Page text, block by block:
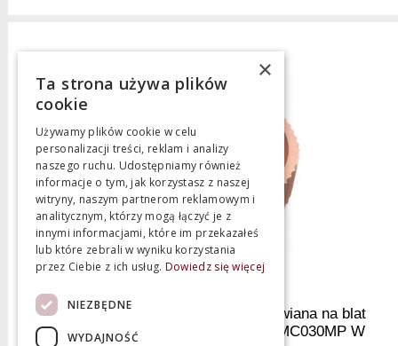
Galatea Design Kek Umywalka stawiana na blat
∅39 cm pink matt/różowy mat GDMC030MP W
×
Ta strona używa plików
cookie
Używamy plików cookie w celu
personalizacji treści, reklam i analizy
naszego ruchu. Udostępniamy również
informacje o tym, jak korzystasz z naszej
witryny, naszym partnerom reklamowym i
analitycznym, którzy mogą łączyć je z
innymi informacjami, które im przekazałeś
lub które zebrali w wyniku korzystania
przez Ciebie z ich usług. Dowiedz się więcej
NIEZBĘDNE
WYDAJNOŚĆ